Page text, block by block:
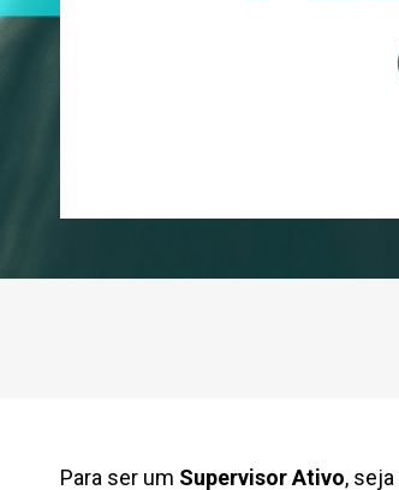
Para ser um Supervisor Ativo, seja